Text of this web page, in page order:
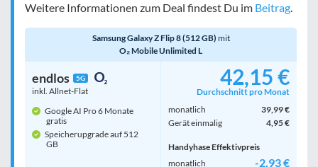
Weitere Informationen zum Deal findest Du im Beitrag.
Samsung Galaxy Z Flip 8 (512 GB) mit
O₂ Mobile Unlimited L
endlos 5G
inkl. Allnet-Flat
Google AI Pro 6 Monate
gratis
Speicherupgrade auf 512
GB
42,15 €
Durchschnitt pro Monat
monatlich
39,99 €
Gerät einmalig
4,95 €
Handyhase Effektivpreis
monatlich
-2,93 €